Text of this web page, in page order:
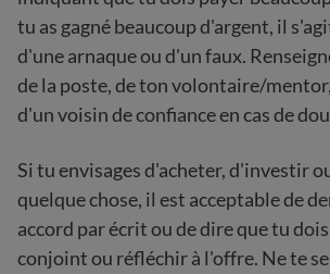
tu as gagné beaucoup d'argent, il
d'une arnaque ou d'un faux.
de la poste, de ton volontaire/
d'un voisin de confiance en cas de
Si tu envisages d'acheter, d'investir
quelque chose, il est acceptable de
accord par écrit ou de dire que tu
conjoint ou réfléchir à l'offre. Ne te